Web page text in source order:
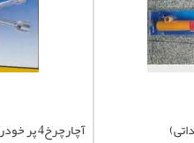
آچارچرخ4 پر خودرو مدل تاشو(کم جا) وارداتی